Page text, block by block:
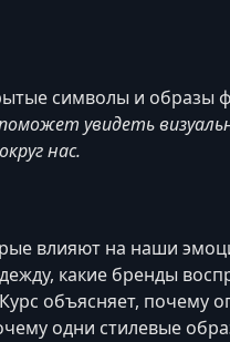
символы и
увидеть
нас.
влияют на наши
какие бренды
объясняет, почему
одни стилевые